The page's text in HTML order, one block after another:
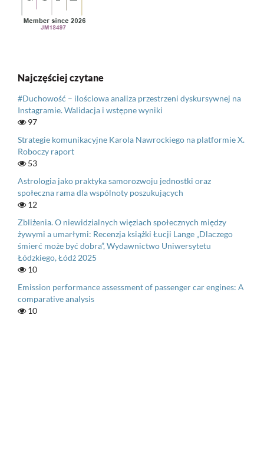
Najczęściej czytane
#Duchowość – ilościowa analiza przestrzeni dyskursywnej na
Instagramie. Walidacja i wstępne wyniki
97
Strategie komunikacyjne Karola Nawrockiego na platformie X.
Roboczy raport
53
Astrologia jako praktyka samorozwoju jednostki oraz
społeczna rama dla wspólnoty poszukujących
12
Zbliżenia. O niewidzialnych więziach społecznych między
żywymi a umarłymi: Recenzja książki Łucji Lange „Dlaczego
śmierć może być dobra”, Wydawnictwo Uniwersytetu
Łódzkiego, Łódź 2025
10
Emission performance assessment of passenger car engines: A
comparative analysis
10